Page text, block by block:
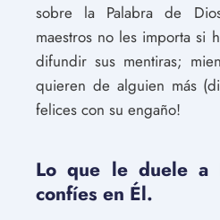
sobre la Palabra de
maestros no les importa si
difundir sus mentiras;
quieren de alguien más
felices con su engaño!
Lo que le duele a
confíes en Él.